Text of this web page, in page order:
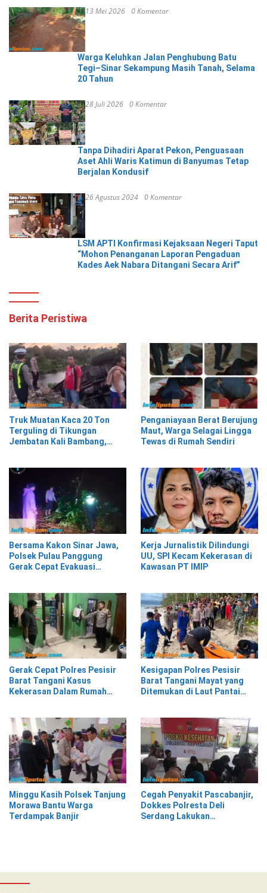
13 Mei 2026 0 Komentar
Warga Keluhkan Jalan Penghubung Batu
Tegi–Sinar Sekampung Masih Tanah, Selama
20 Tahun
28 Juli 2026 0 Komentar
Tanpa Dihadiri Aparat Pekon, Penguasaan
Aset Ahli Waris Katimun di Banyumas Tetap
Berjalan Kondusif
26 Agustus 2024 0 Komentar
LSM APTI Konfirmasi Kejaksaan Negeri Taput
“Mohon Penanganan Laporan Pengaduan
Kades Aek Nabara Ditangani Secara Arif”
Berita Peristiwa
Truk Muatan Kaca 20 Ton
Terguling di Tikungan
Jembatan Kali Bambang,
Penganiayaan Berat Berujung
Maut, Warga Selagai Lingga
Tewas di Rumah Sendiri
Bersama Kakon Sinar Jawa,
Polsek Pulau Panggung
Gerak Cepat Evakuasi
Kerja Jurnalistik Dilindungi
UU, SPI Kecam Kekerasan di
Kawasan PT IMIP
Gerak Cepat Polres Pesisir
Barat Tangani Kasus
Kekerasan Dalam Rumah
Kesigapan Polres Pesisir
Barat Tangani Mayat yang
Ditemukan di Laut Pantai
Minggu Kasih Polsek Tanjung
Morawa Bantu Warga
Terdampak Banjir
Cegah Penyakit Pascabanjir,
Dokkes Polresta Deli
Serdang Lakukan